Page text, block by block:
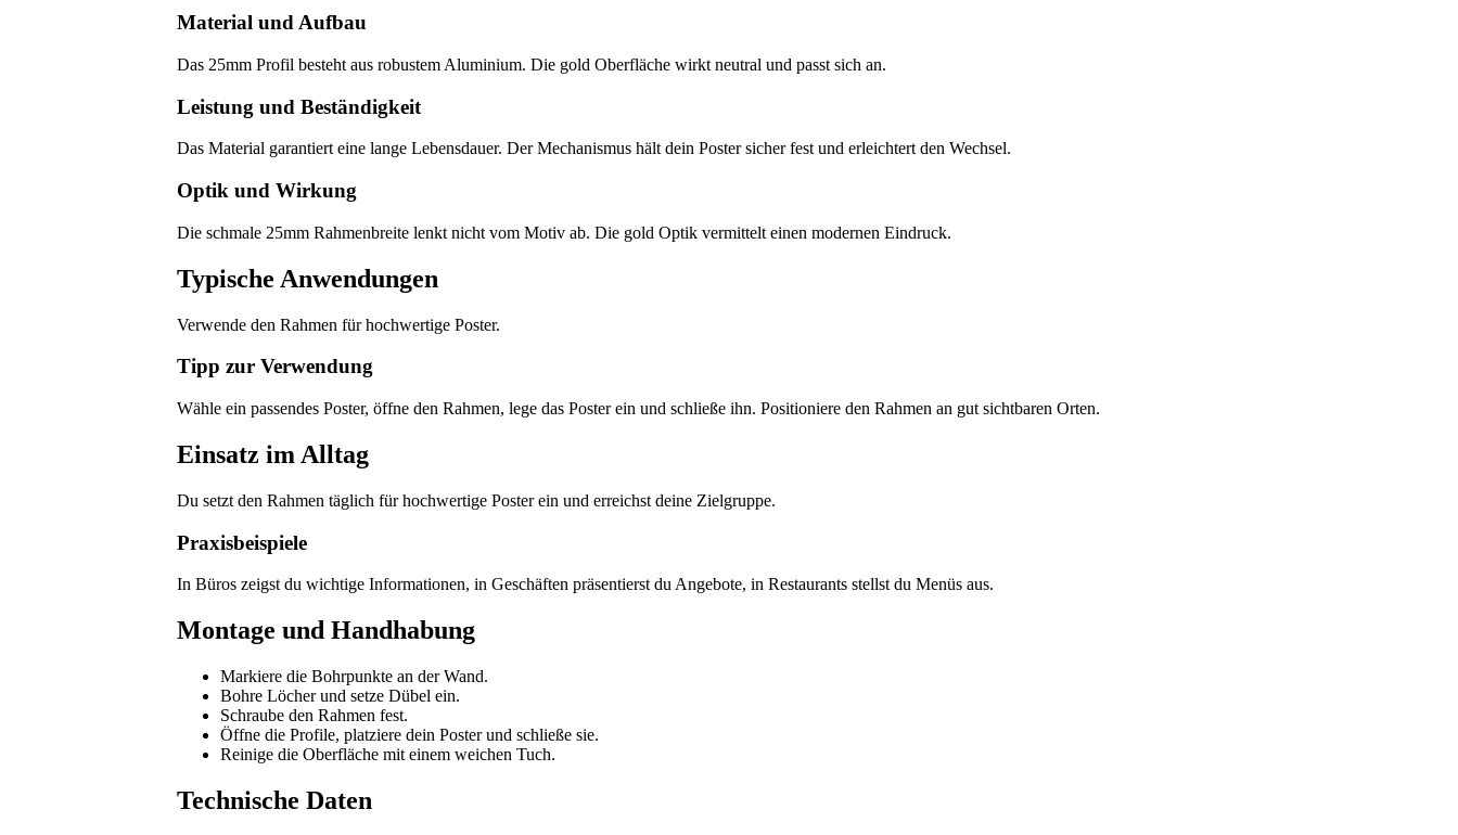
Material und Aufbau
Das 25mm Profil besteht aus robustem Aluminium. Die gold Oberfläche wirkt neutral und passt sich an.
Leistung und Beständigkeit
Das Material garantiert eine lange Lebensdauer. Der Mechanismus hält dein Poster sicher fest und erleichtert den Wechsel.
Optik und Wirkung
Die schmale 25mm Rahmenbreite lenkt nicht vom Motiv ab. Die gold Optik vermittelt einen modernen Eindruck.
Typische Anwendungen
Verwende den Rahmen für hochwertige Poster.
Tipp zur Verwendung
Wähle ein passendes Poster, öffne den Rahmen, lege das Poster ein und schließe ihn. Positioniere den Rahmen an gut sichtbaren Orten.
Einsatz im Alltag
Du setzt den Rahmen täglich für hochwertige Poster ein und erreichst deine Zielgruppe.
Praxisbeispiele
In Büros zeigst du wichtige Informationen, in Geschäften präsentierst du Angebote, in Restaurants stellst du Menüs aus.
Montage und Handhabung
Markiere die Bohrpunkte an der Wand.
Bohre Löcher und setze Dübel ein.
Schraube den Rahmen fest.
Öffne die Profile, platziere dein Poster und schließe sie.
Reinige die Oberfläche mit einem weichen Tuch.
Technische Daten